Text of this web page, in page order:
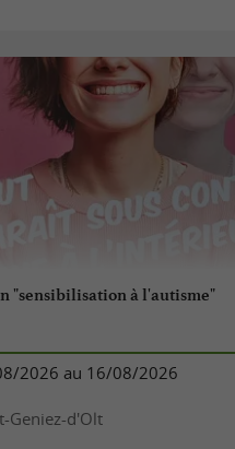
"sensibilisation à l'autisme"
2026 au 16/08/2026
Geniez-d'Olt